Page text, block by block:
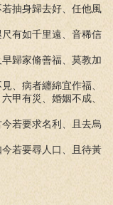
抽身歸去好、任他風
有如千里遠、音稀信
歸家脩善福、莫教加
、病者纏綿宜作福、
甲有災、婚姻不成、
若要求名利、且去烏
若要尋人口、且待黃